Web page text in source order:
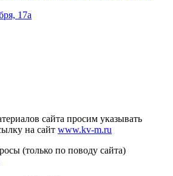
17а
сайта просим указывать
на сайт www.kv-m.ru
(только по поводу сайта)